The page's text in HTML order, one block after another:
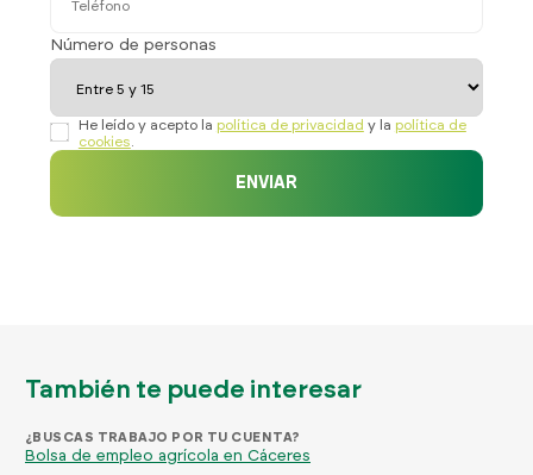
Número de personas
He leído y acepto la política de privacidad y la política de
cookies
ENVIAR
También te puede interesar
¿BUSCAS TRABAJO POR TU CUENTA?
Bolsa de empleo agrícola en Cáceres